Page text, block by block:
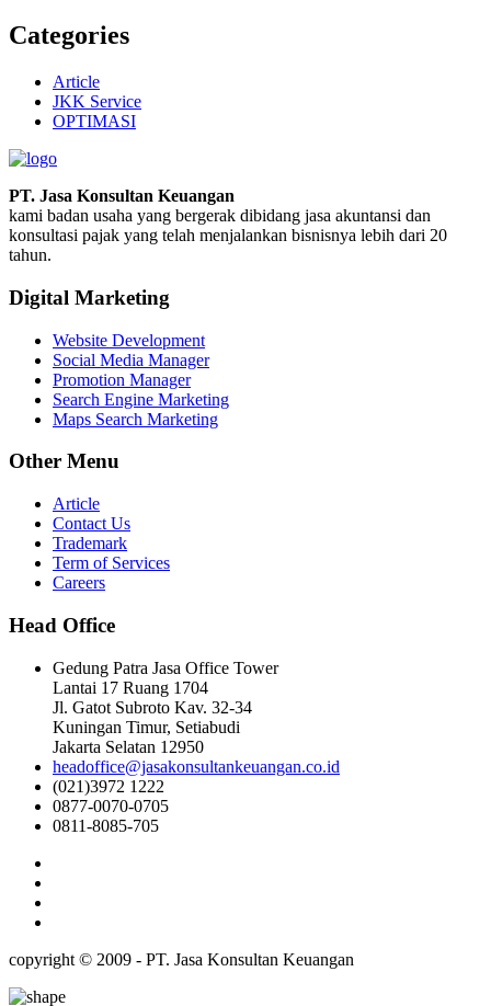
Categories
Article
JKK Service
OPTIMASI
PT. Jasa Konsultan Keuangan
kami badan usaha yang bergerak dibidang jasa akuntansi dan
konsultasi pajak yang telah menjalankan bisnisnya lebih dari 20
tahun.
Digital Marketing
Website Development
Social Media Manager
Promotion Manager
Search Engine Marketing
Maps Search Marketing
Other Menu
Article
Contact Us
Trademark
Term of Services
Careers
Head Office
Gedung Patra Jasa Office Tower
Lantai 17 Ruang 1704
Jl. Gatot Subroto Kav. 32-34
Kuningan Timur, Setiabudi
Jakarta Selatan 12950
headoffice@jasakonsultankeuangan.co.id
(021)3972 1222
0877-0070-0705
0811-8085-705
copyright © 2009 - PT. Jasa Konsultan Keuangan